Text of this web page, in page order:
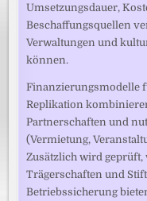
Umsetzungsdauer,
Beschaffungsquellen
Verwaltungen und
können.
Finanzierungsmodelle
Replikation
Partnerschaften und
(Vermietung,
Zusätzlich wird geprüft,
Trägerschaften und
Betriebssicherung